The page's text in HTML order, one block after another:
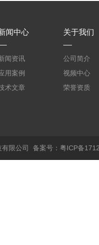
闻中心
闻资讯
用案例
术文章
关于我们
公司简介
视频中心
荣誉资质
有限公司 备案号：粤ICP备